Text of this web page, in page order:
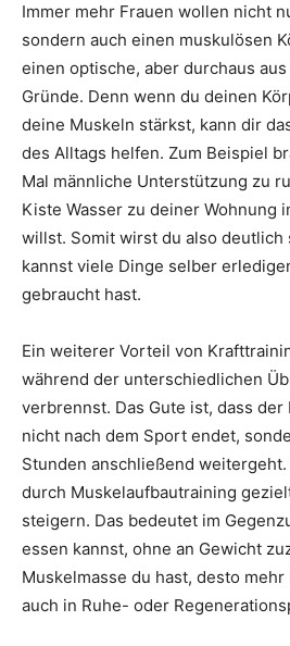
Immer mehr Frauen wollen nicht
sondern auch einen muskulösen
einen optische, aber durchaus
Gründe. Denn wenn du deinen
deine Muskeln stärkst, kann dir
des Alltags helfen. Zum Beispiel
Mal männliche Unterstützung zu
Kiste Wasser zu deiner Wohnung
willst. Somit wirst du also deutlich
kannst viele Dinge selber
gebraucht hast.
Ein weiterer Vorteil von
während der unterschiedlichen
verbrennst. Das Gute ist, dass
nicht nach dem Sport endet,
Stunden anschließend
durch Muskelaufbautraining
steigern. Das bedeutet im
essen kannst, ohne an Gewicht
Muskelmasse du hast, desto
auch in Ruhe- oder